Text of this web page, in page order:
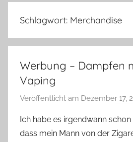
–
Lifestyle,
Produkttests
vieles
mehr
Schlagwort: Merchandise
Werbung – Dampfen
Vaping
Veröffentlicht am Dezember 17,
Ich habe es irgendwann
dass mein Mann von der